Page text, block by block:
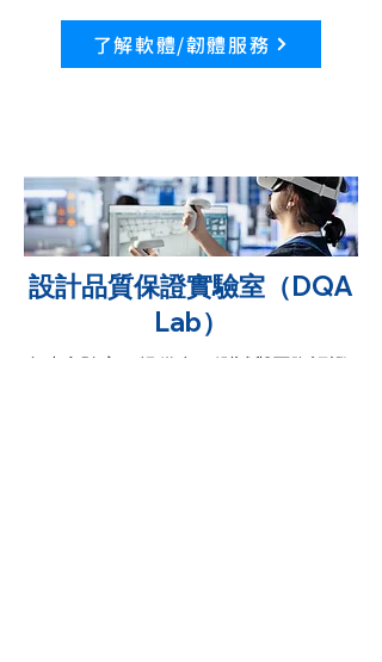
了解軟體/韌體服務
設計品質保證實驗室（DQA
Lab）
自建實驗室，提供多項測試與國際認證